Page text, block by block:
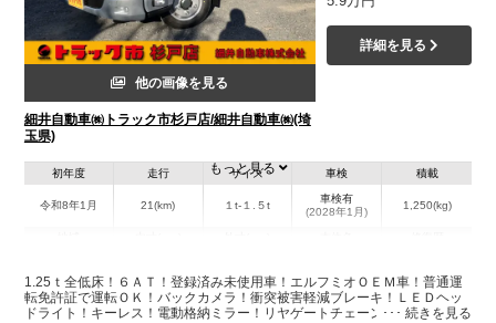
他の画像を見る
細井自動車㈱トラック市杉戸店/細井自動車㈱(埼
玉県)
詳細を見る
初年度
令和8年1月
走行
21(km)
サイズ
１t-１.５t
車検
車検有
(2028年1月)
積載
1,250(kg)
埼玉県
W:1,610
H:380
W:1,690
H:1,960
無
もっと見る
1.25ｔ全低床！６ＡＴ！登録済み未使用車！エルフミオＯＥＭ車！普通運
転免許証で運転ＯＫ！バックカメラ！衝突被害軽減ブレーキ！ＬＥＤヘッ
ドライト！キーレス！電動格納ミラー！リヤゲートチェーン！Bluetooth連